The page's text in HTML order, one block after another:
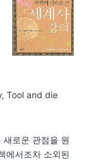
Tool and die
로운 관점을 원
에서조차 소외된